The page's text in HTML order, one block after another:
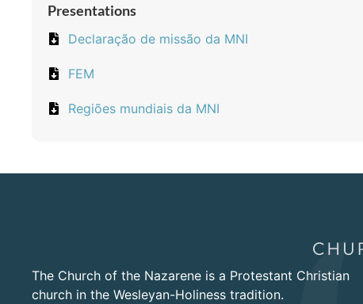
Presentations
Declaração de missão da MNI
FEM
Regiões mundiais da MNI
The Church of the Nazarene is a Protestant Christian
church in the Wesleyan-Holiness tradition.